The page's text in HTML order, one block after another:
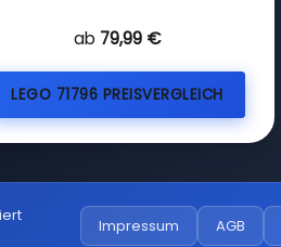
ab 79,99 €
LEGO 71796 PREISVERGLEICH
Impressum AGB